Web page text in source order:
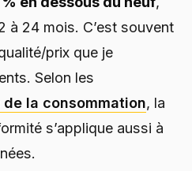
à 24 mois. C’est souvent
prix que je
Selon les
la consommation, la
s’applique aussi à